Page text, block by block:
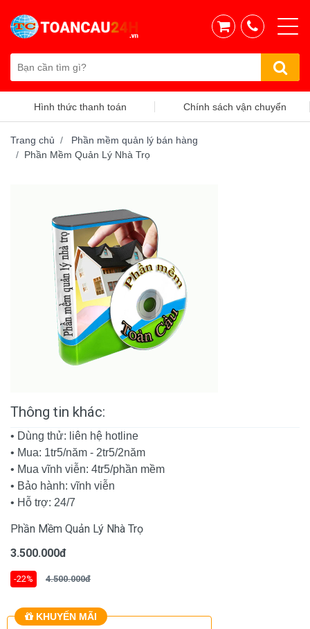
Hình thức thanh toán Chính sách vận chuyển
Trang chủ
Phần mềm quản lý bán hàng
Phần Mềm Quản Lý Nhà Trọ
Thông tin khác:
• Dùng thử: liên hệ hotline
• Mua: 1tr5/năm - 2tr5/2năm
• Mua vĩnh viễn: 4tr5/phần mềm
• Bảo hành: vĩnh viễn
• Hỗ trợ: 24/7
Phần Mềm Quản Lý Nhà Trọ
3.500.000đ
-22% 4.500.000đ
KHUYẾN MÃI